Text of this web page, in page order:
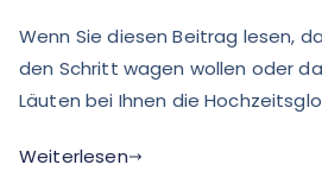
Wenn Sie diesen Beitrag lesen,
den Schritt wagen wollen oder
Läuten bei Ihnen die
Weiterlesen